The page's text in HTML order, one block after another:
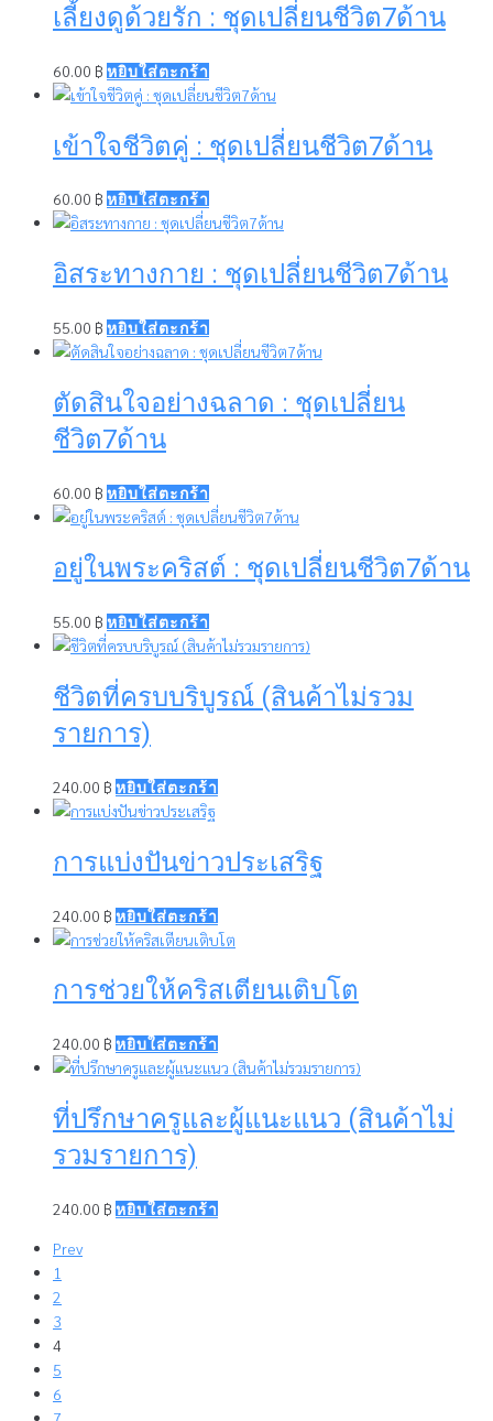
เลี้ยงดูด้วยรัก : ชุดเปลี่ยนชีวิต7ด้าน
60.00 ฿ หยิบใส่ตะกร้า
เข้าใจชีวิตคู่ : ชุดเปลี่ยนชีวิต7ด้าน
60.00 ฿ หยิบใส่ตะกร้า
อิสระทางกาย : ชุดเปลี่ยนชีวิต7ด้าน
55.00 ฿ หยิบใส่ตะกร้า
ตัดสินใจอย่างฉลาด : ชุดเปลี่ยน
ชีวิต7ด้าน
60.00 ฿ หยิบใส่ตะกร้า
อยู่ในพระคริสต์ : ชุดเปลี่ยนชีวิต7ด้าน
55.00 ฿ หยิบใส่ตะกร้า
ชีวิตที่ครบบริบูรณ์ (สินค้าไม่รวม
รายการ)
240.00 ฿ หยิบใส่ตะกร้า
การแบ่งปันข่าวประเสริฐ
240.00 ฿ หยิบใส่ตะกร้า
การช่วยให้คริสเตียนเติบโต
240.00 ฿ หยิบใส่ตะกร้า
ที่ปรึกษาครูและผู้แนะแนว (สินค้าไม่
รวมรายการ)
240.00 ฿ หยิบใส่ตะกร้า
Prev
1
2
3
4
5
6